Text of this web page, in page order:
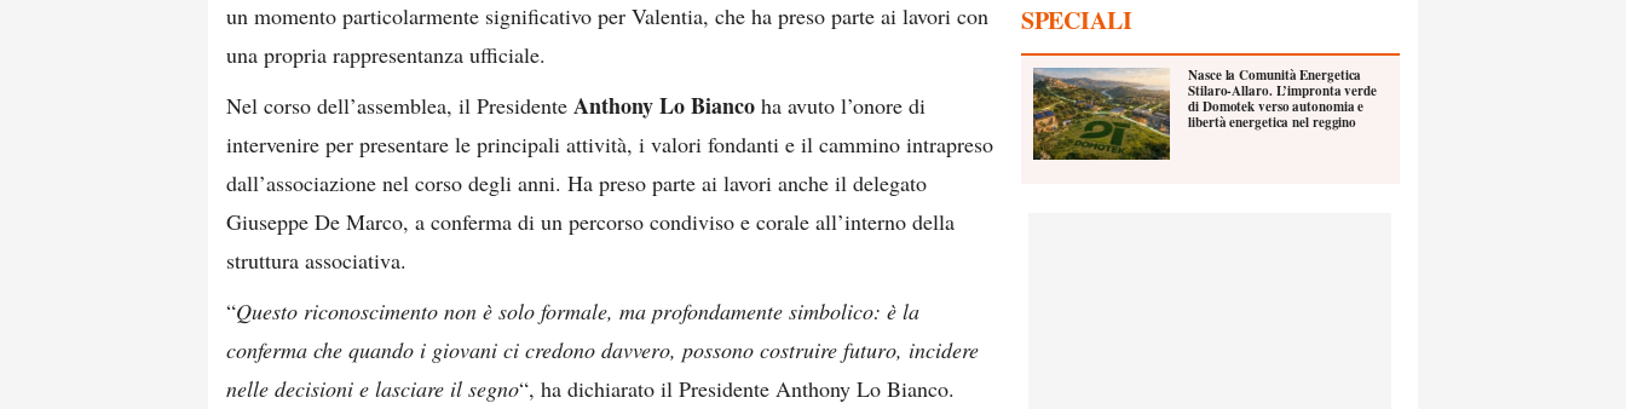
un momento particolarmente significativo per Valentia, che ha preso parte ai lavori con
una propria rappresentanza ufficiale.
Nel corso dell’assemblea, il Presidente Anthony Lo Bianco ha avuto l’onore di
intervenire per presentare le principali attività, i valori fondanti e il cammino intrapreso
dall’associazione nel corso degli anni. Ha preso parte ai lavori anche il delegato
Giuseppe De Marco, a conferma di un percorso condiviso e corale all’interno della
struttura associativa.
“Questo riconoscimento non è solo formale, ma profondamente simbolico: è la
conferma che quando i giovani ci credono davvero, possono costruire futuro, incidere
nelle decisioni e lasciare il segno“, ha dichiarato il Presidente Anthony Lo Bianco.
SPECIALI
Nasce la Comunità Energetica
Stilaro-Allaro. L’impronta verde
di Domotek verso autonomia e
libertà energetica nel reggino